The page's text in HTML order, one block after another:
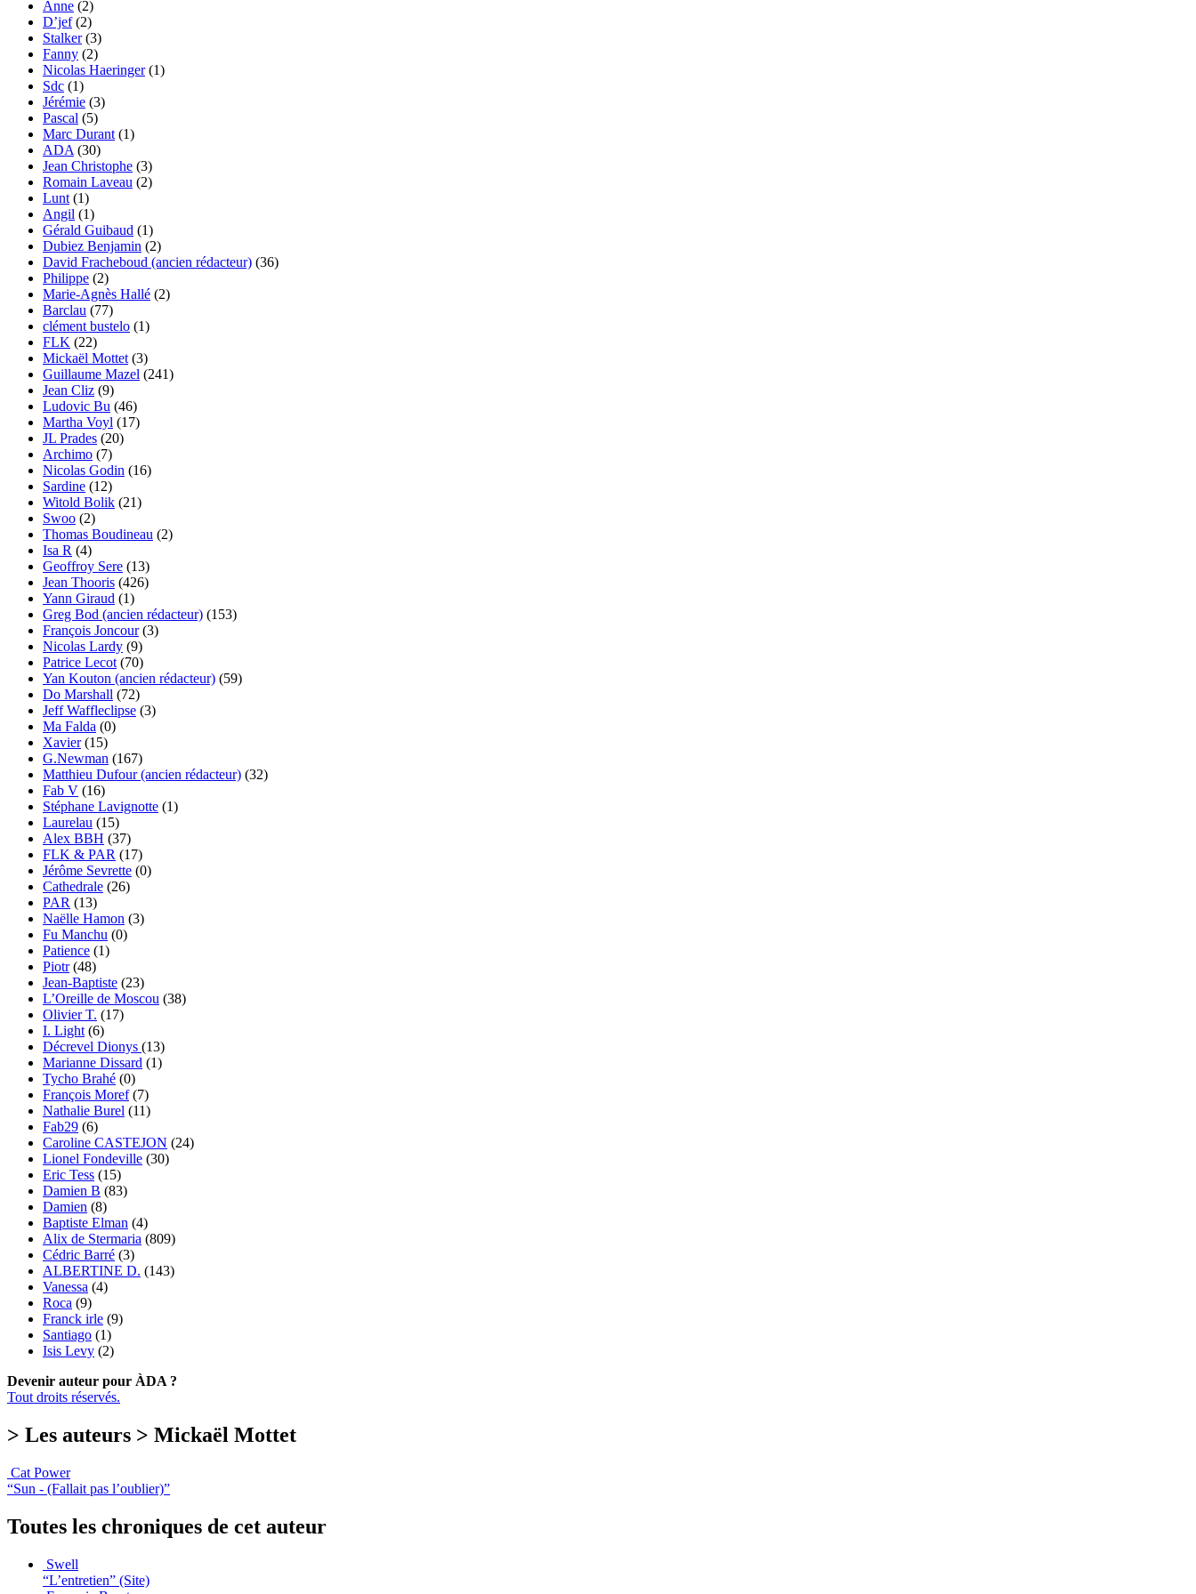
Anne (2)
D’jef(2)
Stalker(3)
Fanny (2)
Nicolas Haeringer(1)
Sdc (1)
Jérémie (3)
Pascal (5)
Marc Durant (1)
ADA (30)
Jean Christophe (3)
Romain Laveau (2)
Lunt (1)
Angil (1)
Gérald Guibaud (1)
Dubiez Benjamin (2)
David Fracheboud (ancien rédacteur) (36)
Philippe (2)
Marie-Agnès Hallé (2)
Barclau (77)
clément bustelo (1)
FLK (22)
Mickaël Mottet (3)
Guillaume Mazel (241)
Jean Cliz (9)
Ludovic Bu (46)
Martha Voyl (17)
JL Prades (20)
Archimo (7)
Nicolas Godin (16)
Sardine (12)
Witold Bolik (21)
Swoo (2)
Thomas Boudineau (2)
Isa R (4)
Geoffroy Sere (13)
Jean Thooris (426)
Yann Giraud (1)
Greg Bod (ancien rédacteur) (153)
François Joncour(3)
Nicolas Lardy (9)
Patrice Lecot (70)
Yan Kouton (ancien rédacteur) (59)
Do Marshall (72)
Jeff Waffleclipse (3)
Ma Falda (0)
Xavier(15)
G.Newman (167)
Matthieu Dufour (ancien rédacteur) (32)
Fab V (16)
Stéphane Lavignotte (1)
Laurelau (15)
Alex BBH (37)
FLK & PAR (17)
Jérôme Sevrette (0)
Cathedrale (26)
PAR (13)
Naëlle Hamon (3)
Fu Manchu (0)
Patience (1)
Piotr(48)
Jean-Baptiste (23)
L’Oreille de Moscou (38)
Olivier T. (17)
I. Light (6)
Décrevel Dionys (13)
Marianne Dissard (1)
Tycho Brahé (0)
François Moref(7)
Nathalie Burel (11)
Fab29 (6)
Caroline CASTEJON (24)
Lionel Fondeville (30)
Eric Tess (15)
Damien B (83)
Damien (8)
Baptiste Elman (4)
Alix de Stermaria (809)
Cédric Barré (3)
ALBERTINE D. (143)
Vanessa (4)
Roca (9)
Franck irle (9)
Santiago (1)
Isis Levy (2)
Devenir auteur pour ÀDA ?
Tout droits réservés.
> Les auteurs > Mickaël Mottet
Cat Power
“Sun - (Fallait pas l’oublier)”
Toutes les chroniques de cet auteur
Swell
“L’entretien” (Site)